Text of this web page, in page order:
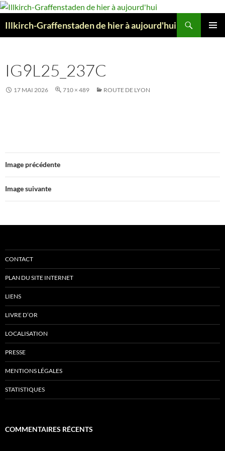
Aller
contenu
Illkirch-Graffenstaden de hier à aujourd'hui
IG9L25_237C
17 MAI 2026 710 × 489 ROUTE DE LYON
Image précédente
Image suivante
CONTACT
PLAN DU SITE INTERNET
LIENS
LIVRE D’OR
LOCALISATION
PRESSE
MENTIONS LÉGALES
STATISTIQUES
COMMENTAIRES RÉCENTS